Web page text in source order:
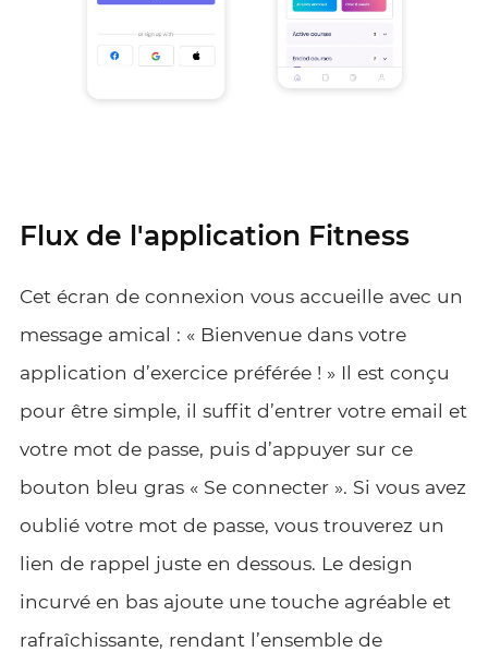
Flux de l'application Fitness
Cet écran de connexion vous accueille avec un
message amical : « Bienvenue dans votre
application d’exercice préférée ! » Il est conçu
pour être simple, il suffit d’entrer votre email et
votre mot de passe, puis d’appuyer sur ce
bouton bleu gras « Se connecter ». Si vous avez
oublié votre mot de passe, vous trouverez un
lien de rappel juste en dessous. Le design
incurvé en bas ajoute une touche agréable et
rafraîchissante, rendant l’ensemble de